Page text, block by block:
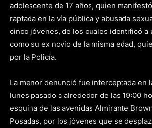
adolescente de 17 años, quien
raptada en la vía pública y abusada
cinco jóvenes, de los cuales identificó a
como su ex novio de la misma edad,
por la Policía.
La menor denunció fue interceptada en
lunes pasado a alrededor de las 19:00
esquina de las avenidas Almirante
Posadas, por los jóvenes que se